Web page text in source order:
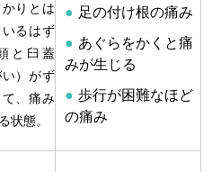
りとは
るはず
と臼蓋
い）がず
、痛み
状態。
足の付け根の痛み
あぐらをかくと痛
みが生じる
歩行が困難なほど
の痛み